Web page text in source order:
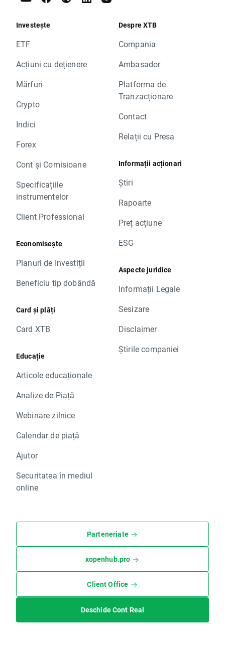
Investește
ETF
Acțiuni cu dețienere
Mărfuri
Crypto
Indici
Forex
Cont și Comisioane
Specificațiile
instrumentelor
Client Professional
Economisește
Planuri de Investiții
Beneficiu tip dobândă
Card și plăți
Card XTB
Educație
Articole educaționale
Analize de Piață
Webinare zilnice
Calendar de piață
Ajutor
Securitatea în mediul
online
Despre XTB
Compania
Ambasador
Platforma de
Tranzacționare
Contact
Relații cu Presa
Informații acționari
Știri
Rapoarte
Preț acțiune
ESG
Aspecte juridice
Informații Legale
Sesizare
Disclaimer
Știrile companiei
Parteneriate
xopenhub.pro
Client Office
Deschide Cont Real